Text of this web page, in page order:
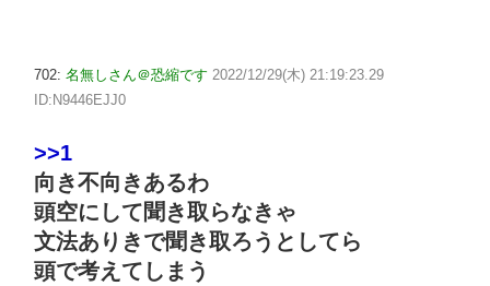
702: 名無しさん＠恐縮です 2022/12/29(木) 21:19:23.29
ID:N9446EJJ0
>>1
向き不向きあるわ
頭空にして聞き取らなきゃ
文法ありきで聞き取ろうとしてら
頭で考えてしまう